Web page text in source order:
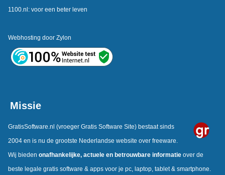
1100.nl: voor een beter leven
Webhosting door Zylon
Missie
GratisSoftware.nl (vroeger Gratis Software Site) bestaat sinds
2004 en is nu de grootste Nederlandse website over freeware.
Wij bieden onafhankelijke, actuele en betrouwbare informatieover de
beste legale gratis software & apps voor je pc, laptop, tablet & smartphone.